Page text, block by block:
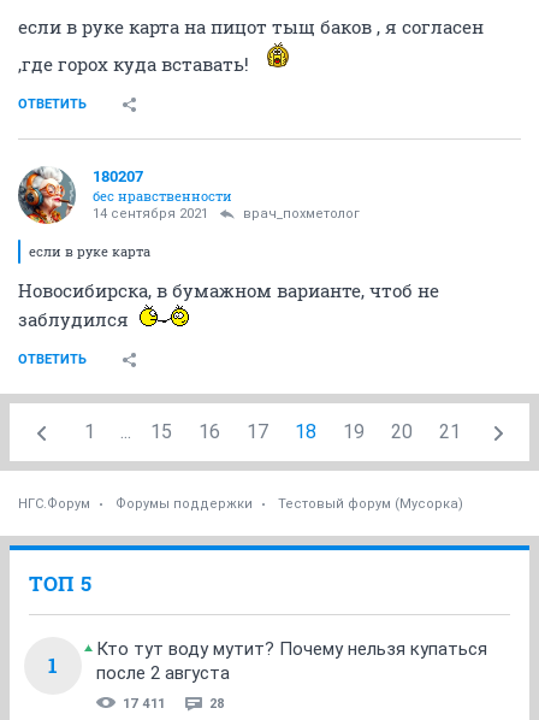
если в руке карта на пицот тыщ баков , я согласен
,где горох куда вставать!
ОТВЕТИТЬ
180207
бес нравственности
14 сентября 2021 врач_похметолог
если в руке карта
Новосибирска, в бумажном варианте, чтоб не
заблудился
ОТВЕТИТЬ
1 ... 15 16 17 18 19 20 21
НГС.Форум Форумы поддержки Тестовый форум (Мусорка)
ТОП 5
1
Кто тут воду мутит? Почему нельзя купаться
после 2 августа
17 411 28